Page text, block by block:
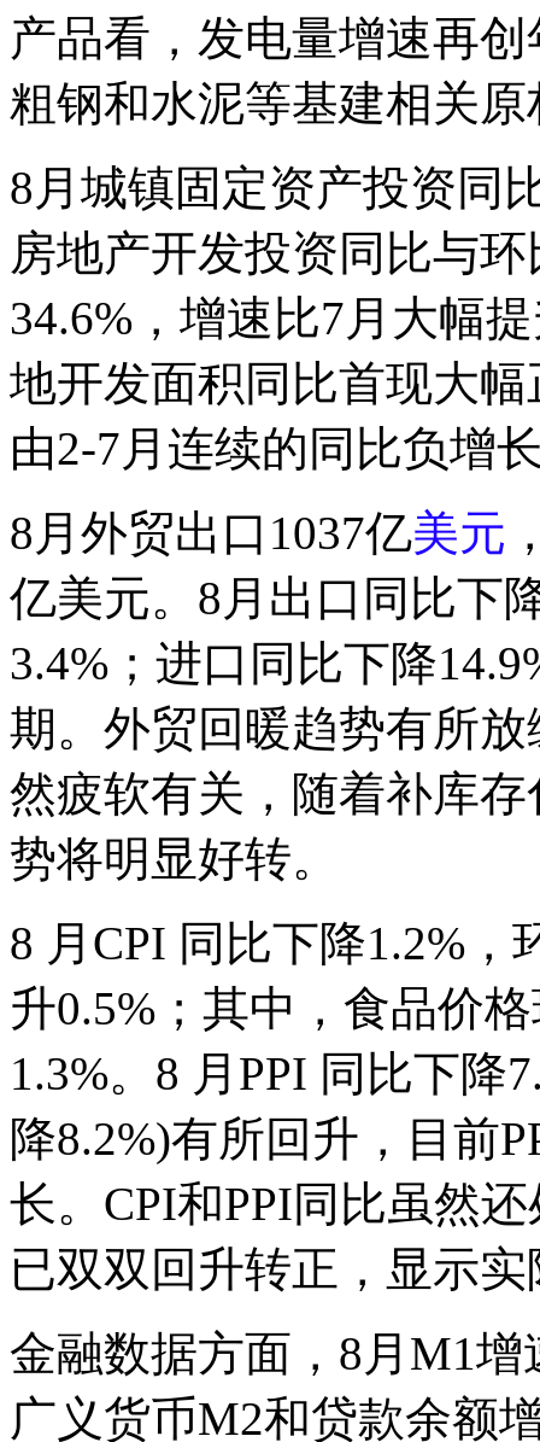
产品看，发电量增速再
粗钢和水泥等基建相关
8月城镇固定资产投资同
房地产开发投资同比与
34.6%，增速比7月大幅
地开发面积同比首现大
由2-7月连续的同比负增
8月外贸出口1037亿美元
亿美元。8月出口同比下
3.4%；进口同比下降
期。外贸回暖趋势有所
然疲软有关，随着补库
势将明显好转。
8 月CPI 同比下降1.2%
升0.5%；其中，食品价
1.3%。8 月PPI 同比下降
降8.2%)有所回升，目前
长。CPI和PPI同比虽然
已双双回升转正，显示
金融数据方面，8月M1
广义货币M2和贷款余额